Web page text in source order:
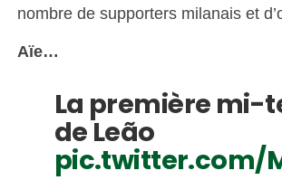
nombre de supporters milanais et
Aïe…
La première mi-
de Leão
pic.twitter.com/